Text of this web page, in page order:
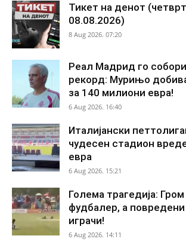
Тикет на денот
08.08.2026)
8 Aug 2026. 07:20
Реал Мадрид го
рекорд: Мурињо
за 140 милиони евра!
6 Aug 2026. 16:40
Италијански
чудесен стадион
евра
6 Aug 2026. 15:21
Голема трагедија: Гром
фудбалер, а
играчи!
6 Aug 2026. 14:11